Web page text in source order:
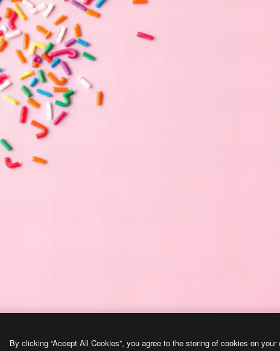
By clicking “Accept All Cookies”, you agree to the storing of cookies on